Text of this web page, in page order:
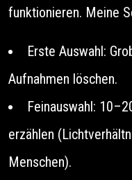
funktionieren. Meine
Erste Auswahl:
Aufnahmen löschen.
Feinauswahl:
erzählen
Menschen).